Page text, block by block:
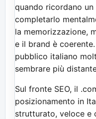
quando ricordano
completarlo
la memorizzazione,
e il brand è
pubblico italiano
sembrare più
Sul fronte SEO, il
posizionamento in
strutturato, veloce e